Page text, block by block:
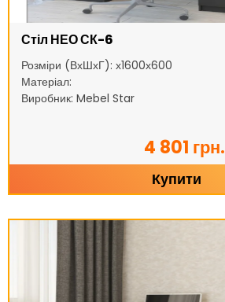
Стіл НЕО СК-6
Розміри (ВхШхГ): х1600х600
Матеріал:
Виробник: Mebel Star
4 801 грн.
Купити